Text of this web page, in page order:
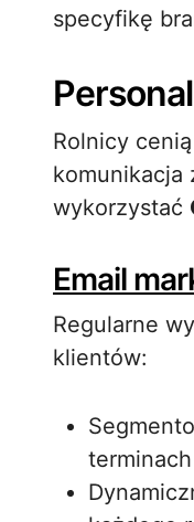
specyfikę
Rolnicy
komunikacja
wykorzystać
Email
Regularne
klientów: